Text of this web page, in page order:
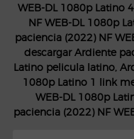
WEB-DL 1080p Latino
NF WEB-DL 1080p
paciencia (2022) NF
descargar Ardiente
Latino pelicula latino,
1080p Latino 1 link
WEB-DL 1080p
paciencia (2022) NF